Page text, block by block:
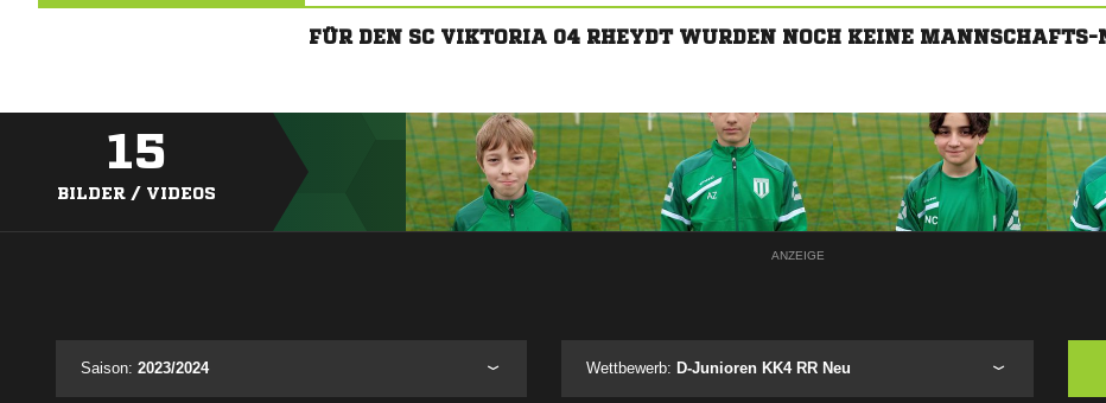
FÜR DEN SC VIKTORIA 04 RHEYDT WURDEN NOCH KEINE MANNSCHAFTS-
15
BILDER / VIDEOS
ANZEIGE
Saison: 2023/2024 Wettbewerb: D-Junioren KK4 RR Neu